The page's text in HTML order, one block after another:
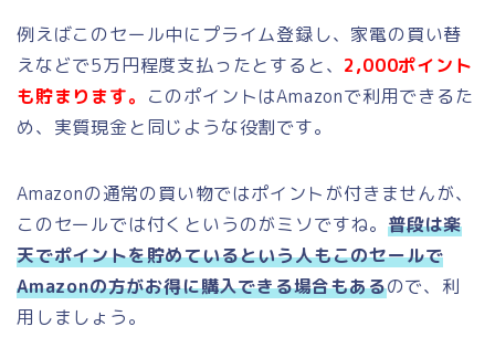
例えばこのセール中にプライム登録し、家電の買い替
えなどで5万円程度支払ったとすると、 2,000ポイント
も貯まります。 このポイントはAmazonで利用できるた
め、実質現金と同じような役割です。
Amazonの通常の買い物ではポイントが付きませんが、
このセールでは付くというのがミソですね。 普段は楽
天でポイントを貯めているという人もこのセールで
Amazonの方がお得に購入できる場合もあるので、利
用しましょう。